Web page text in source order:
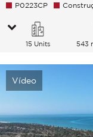
P0223CP
15 Units 543
Vídeo